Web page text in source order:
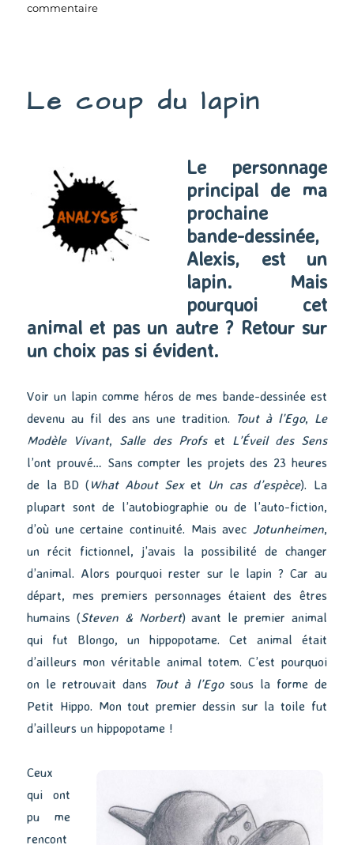
commentairesur
Le coup du lapin
Le personnage
principal de ma
prochaine
bande-dessinée,
Alexis, est un
lapin. Mais
pourquoi cet
animal et pas un autre ? Retour sur
un choix pas si évident.
Voir un lapin comme héros de mes bande-dessinée est
devenu au fil des ans une tradition. Tout à l’Ego, Le
Modèle Vivant, Salle des Profset L’Éveil des Sens
l’ont prouvé… Sans compter les projets des 23 heures
de la BD ( What About Sexet Un cas d’espèce). La
plupart sont de l’autobiographie ou de l’auto-fiction,
d’où une certaine continuité. Mais avec Jotunheimen,
un récit fictionnel, j’avais la possibilité de changer
d’animal. Alors pourquoi rester sur le lapin ? Car au
départ, mes premiers personnages étaient des êtres
humains (Steven & Norbert) avant le premier animal
qui fut Blongo, un hippopotame. Cet animal était
d’ailleurs mon véritable animal totem. C’est pourquoi
on le retrouvait dans
Tout à l’Ego sous la forme de
Petit Hippo. Mon tout premier dessin sur la toile fut
d’ailleurs un hippopotame !
Ceux
qui ont
pu me
rencont